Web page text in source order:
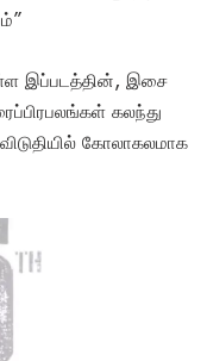
இப்படத்தின், இசை
கலந்து
கோலாகலமாக